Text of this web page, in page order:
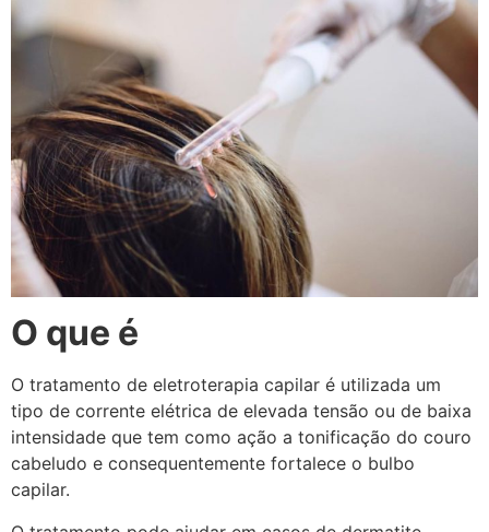
O que é
O tratamento de eletroterapia capilar é utilizada um
tipo de corrente elétrica de elevada tensão ou de baixa
intensidade que tem como ação a tonificação do couro
cabeludo e consequentemente fortalece o bulbo
capilar.